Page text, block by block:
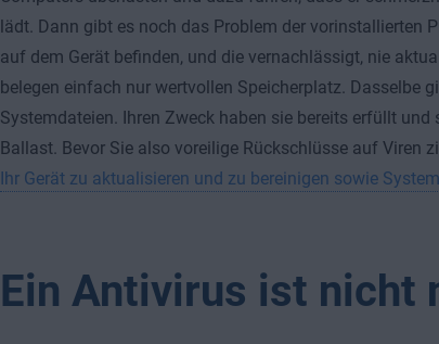
lädt. Dann gibt es noch das Problem der vorinstallierten
auf dem Gerät befinden, und die vernachlässigt, nie
belegen einfach nur wertvollen Speicherplatz. Dasselbe
Systemdateien. Ihren Zweck haben sie bereits erfüllt
Ballast. Bevor Sie also voreilige Rückschlüsse auf Viren
Ihr Gerät zu aktualisieren und zu bereinigen sowie
Ein Antivirus ist nicht